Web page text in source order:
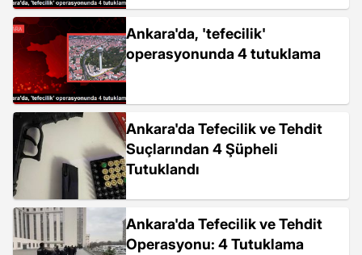
Ankara'da, 'tefecilik'
operasyonunda 4 tutuklama
Ankara'da Tefecilik ve Tehdit
Suçlarından 4 Şüpheli
Tutuklandı
Ankara'da Tefecilik ve Tehdit
Operasyonu: 4 Tutuklama